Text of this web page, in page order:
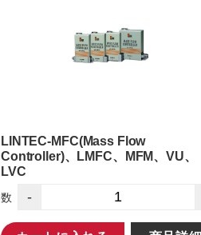
LINTEC-MFC(Mass Flow
Controller)、LMFC、MFM、VU、
LVC
数 -